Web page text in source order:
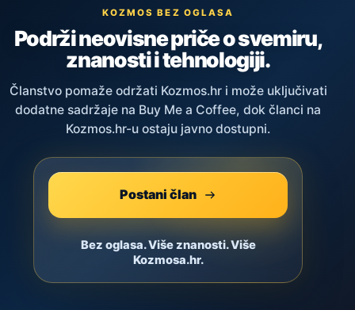
KOZMOS BEZ OGLASA
Podrži neovisne priče o svemiru,
znanosti i tehnologiji.
Članstvo pomaže održati Kozmos.hr i može uključivati
dodatne sadržaje na Buy Me a Coffee, dok članci na
Kozmos.hr-u ostaju javno dostupni.
Postani član
Bez oglasa. Više znanosti. Više
Kozmosa.hr.